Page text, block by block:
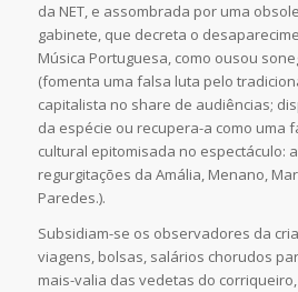
da NET, e assombrada por uma
gabinete, que decreta o
Música Portuguesa, como ousou
(fomenta uma falsa luta pelo
capitalista no share de audiências;
da espécie ou recupera-a como uma
cultural epitomisada no espectáculo:
regurgitações da Amália, Menano,
Paredes.).
Subsidiam-se os observadores da
viagens, bolsas, salários chorudos
mais-valia das vedetas do